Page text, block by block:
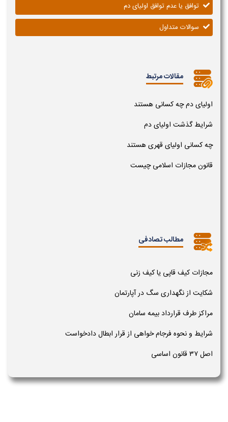
توافق یا عدم توافق اولیای دم
سوالات متداول
مقالات مرتبط
اولیای دم چه کسانی هستند
شرایط گذشت اولیای دم
چه کسانی اولیای قهری هستند
قانون مجازات اسلامی چیست
مطالب تصادفی
مجازات کیف قاپی یا کیف زنی
شکایت از نگهداری سگ در آپارتمان
مراکز طرف قرارداد بیمه سامان
شرایط و نحوه فرجام خواهی از قرار ابطال دادخواست
اصل ۳۷ قانون اساسی